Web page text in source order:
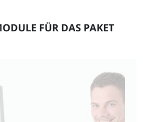
7: Elektromagnetische
FÜR DAS PAKET